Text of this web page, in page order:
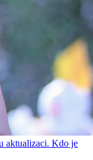
aktualizaci. Kdo je